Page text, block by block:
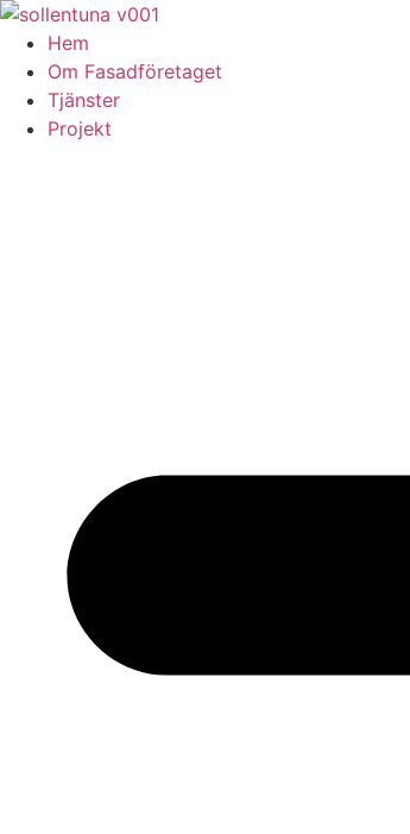
Skip
content
Hem
Om Fasadföretaget
Tjänster
Projekt